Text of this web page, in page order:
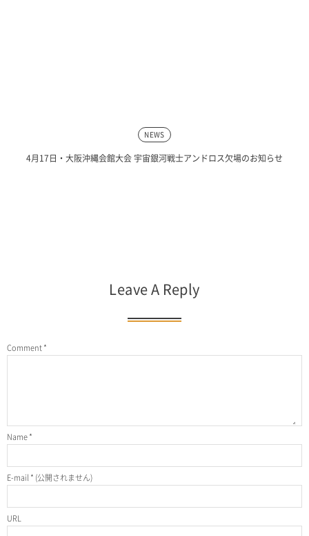
NEWS
4月17日・大阪沖縄会館大会 宇宙銀河戦士アンドロス欠場のお知らせ
Leave A Reply
Comment*
Name*
E-mail * (公開されません)
URL